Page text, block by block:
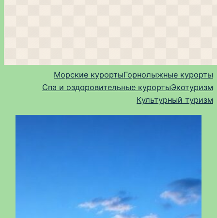
Морские курортыГорнолыжные курорты
Спа и оздоровительные курортыЭкотуризм
Культурный туризм